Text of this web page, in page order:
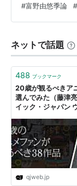
ラで『機動戦士
戦士ガンダム』
『機動戦士ガン
動戦士ガンダム
#富野由悠季論
ネットで話題
488 ブックマーク
20歳が観るべきア
選んでみた（藤津
イック・ジャパン
qjweb.jp